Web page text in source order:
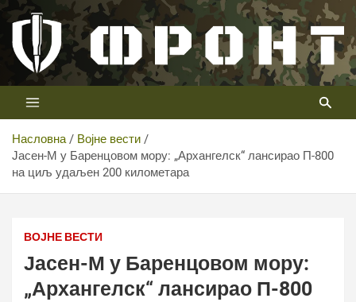
Скип
цонтент
Телевизија ФРОНТ
Први војни канал у Србији
Насловна
Војне вести
Јасен-М у Баренцовом мору: „Архангелск“ лансирао П-800
на циљ удаљен 200 километара
ВОЈНЕ ВЕСТИ
Јасен-М у Баренцовом мору:
„Архангелск“ лансирао П-800